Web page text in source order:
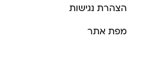
הצהרת נגישות
מפת אתר